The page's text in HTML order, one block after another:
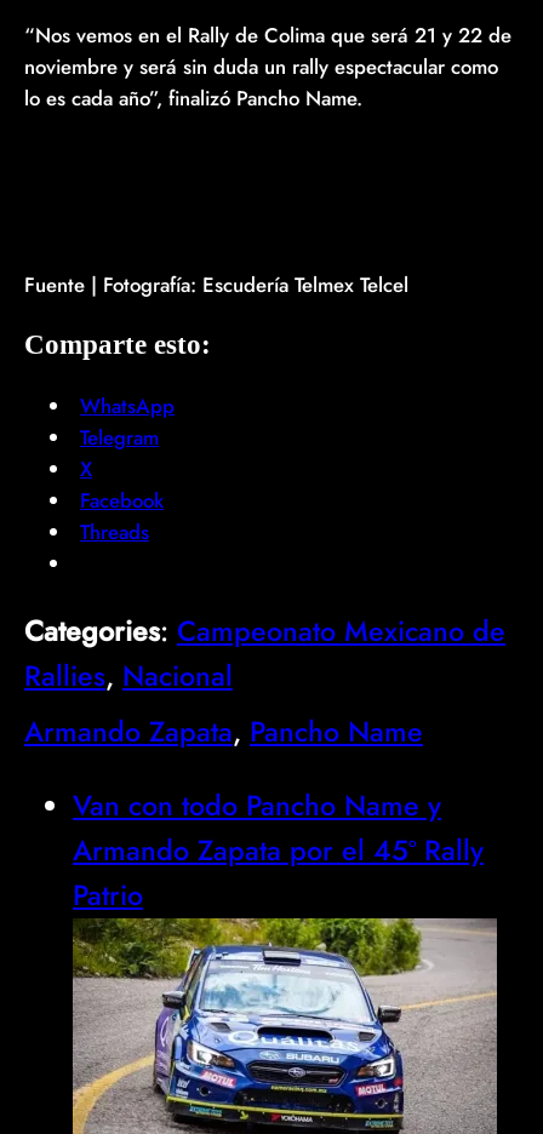
“Nos vemos en el Rally de Colima que será 21 y 22 de
noviembre y será sin duda un rally espectacular como
lo es cada año”, finalizó Pancho Name.
Fuente | Fotografía: Escudería Telmex Telcel
Comparte esto:
WhatsApp
Telegram
X
Facebook
Threads
Categories: Campeonato Mexicano de
Rallies, Nacional
Armando Zapata, Pancho Name
Van con todo Pancho Name y
Armando Zapata por el 45º Rally
Patrio